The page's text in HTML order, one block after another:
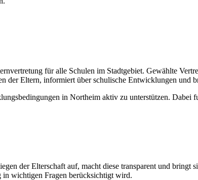
für alle Schulen im Stadtgebiet. Gewählte
der Eltern, informiert über schulische Entwicklungen und
in Northeim aktiv zu unterstützen.
der Elterschaft auf, macht diese transparent und
in wichtigen Fragen berücksichtigt wird.